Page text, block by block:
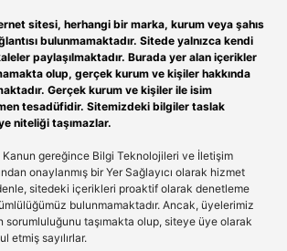
sitesi, herhangi bir marka, kurum veya şahıs
bulunmamaktadır. Sitede yalnızca kendi
paylaşılmaktadır. Burada yer alan içerikler
olup, gerçek kurum ve kişiler hakkında
Gerçek kurum ve kişiler ile isim
tesadüfidir. Sitemizdeki bilgiler taslak
niteliği taşımazlar.
Kanun gereğince Bilgi Teknolojileri ve İletişim
onaylanmış bir Yer Sağlayıcı olarak hizmet
sitedeki içerikleri proaktif olarak denetleme
bulunmamaktadır. Ancak, üyelerimiz
sorumluluğunu taşımakta olup, siteye üye olarak
etmiş sayılırlar.